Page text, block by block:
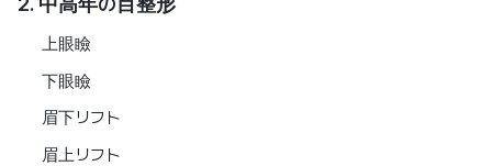
上眼瞼
下眼瞼
眉下リフト
眉上リフト